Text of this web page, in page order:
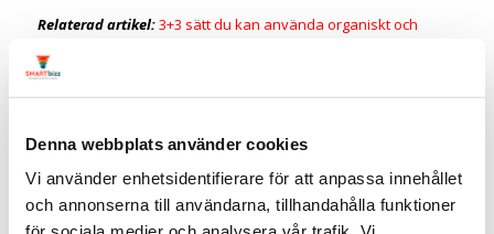
Denna webbplats använder cookies
Vi använder enhetsidentifierare för att anpassa innehållet
och annonserna till användarna, tillhandahålla funktioner
Relaterad artikel:3+3 sätt du kan använda organiskt och
#8 Använd dig av marketing
så mycket mer än ett verktyg. Ett korrekt implementerat
system för marketing automation kommer att hjälpa dig att